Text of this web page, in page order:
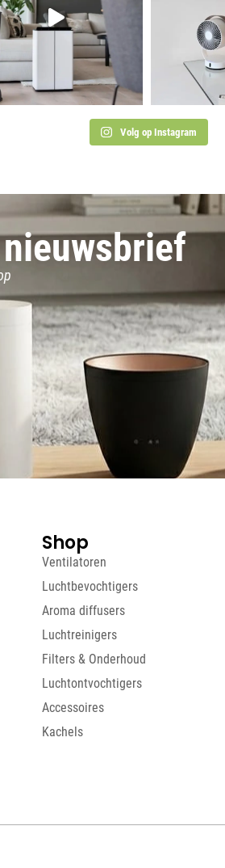
Volg op Instagram
Shop
Ventilatoren
Luchtbevochtigers
Aroma diffusers
Luchtreinigers
Filters & Onderhoud
Luchtontvochtigers
Accessoires
Kachels